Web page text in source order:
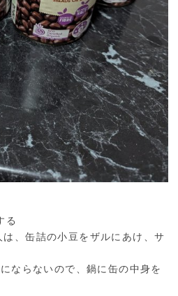
る
、缶詰の小豆をザルにあけ、サ
ならないので、鍋に缶の中身を